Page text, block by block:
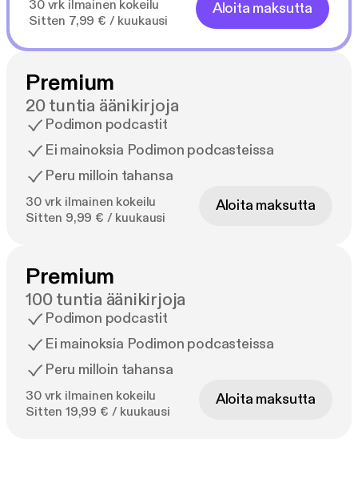
30 vrk ilmainen kokeilu
Sitten 7,99 € / kuukausi
Aloita maksutta
Premium
20 tuntia äänikirjoja
Podimon podcastit
Ei mainoksia Podimon podcasteissa
Peru milloin tahansa
30 vrk ilmainen kokeilu
Sitten 9,99 € / kuukausi
Aloita maksutta
Premium
100 tuntia äänikirjoja
Podimon podcastit
Ei mainoksia Podimon podcasteissa
Peru milloin tahansa
30 vrk ilmainen kokeilu
Sitten 19,99 € / kuukausi
Aloita maksutta